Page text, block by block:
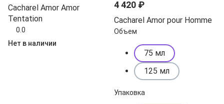
Cacharel Amor Amor
Tentation
0.0
Нет в наличии
4 420 ₽
Cacharel Amor pour Homme
Объем
75 мл
125 мл
Упаковка